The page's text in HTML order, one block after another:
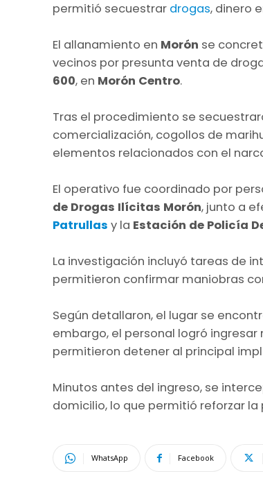
permitió secuestrar drogas, dinero
El allanamiento en Morón se
vecinos por presunta venta de
600, en Morón Centro.
Tras el procedimiento se
comercialización, cogollos de
elementos relacionados con el
El operativo fue coordinado por
de Drogas Ilícitas Morón, junto a
Patrullas y la Estación de Policía
La investigación incluyó tareas de
permitieron confirmar maniobras
Según detallaron, el lugar se
embargo, el personal logró
permitieron detener al principal
Minutos antes del ingreso, se
domicilio, lo que permitió reforzar
WhatsApp Facebook